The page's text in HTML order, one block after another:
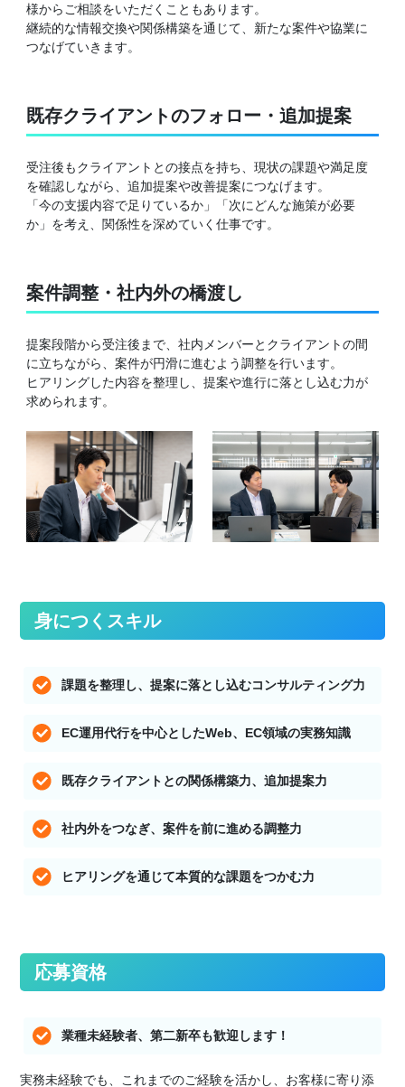
様からご相談をいただくこともあります。
継続的な情報交換や関係構築を通じて、新たな案件や協業に
つなげていきます。
既存クライアントのフォロー・追加提案
受注後もクライアントとの接点を持ち、現状の課題や満足度
を確認しながら、追加提案や改善提案につなげます。
「今の支援内容で足りているか」「次にどんな施策が必要
か」を考え、関係性を深めていく仕事です。
案件調整・社内外の橋渡し
提案段階から受注後まで、社内メンバーとクライアントの間
に立ちながら、案件が円滑に進むよう調整を行います。
ヒアリングした内容を整理し、提案や進行に落とし込む力が
求められます。
身につくスキル
課題を整理し、提案に落とし込むコンサルティング力
EC運用代行を中心としたWeb、EC領域の実務知識
既存クライアントとの関係構築力、追加提案力
社内外をつなぎ、案件を前に進める調整力
ヒアリングを通じて本質的な課題をつかむ力
応募資格
業種未経験者、第二新卒も歓迎します！
実務未経験でも、これまでのご経験を活かし、お客様に寄り添